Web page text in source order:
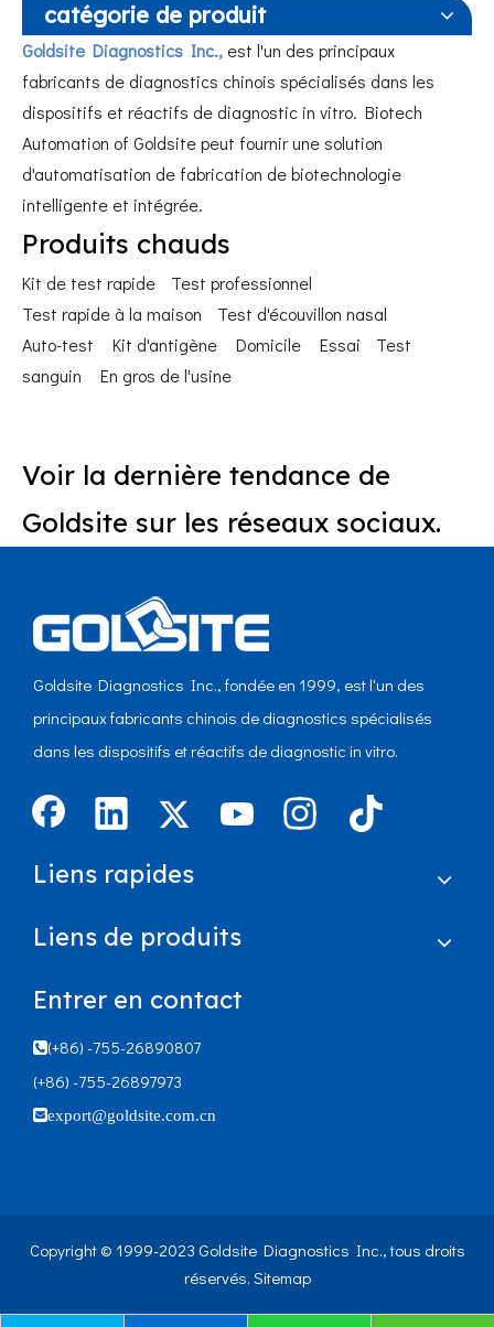
catégorie de produit
Goldsite Diagnostics Inc., est l'un des principaux
fabricants de diagnostics chinois spécialisés dans les
dispositifs et réactifs de diagnostic in vitro. Biotech
Automation of Goldsite peut fournir une solution
d'automatisation de fabrication de biotechnologie
intelligente et intégrée.
Produits chauds
Kit de test rapide
Test professionnel
Test rapide à la maison
Test d'écouvillon nasal
Auto-test
Kit d'antigène Domicile Essai
Test
sanguin
En gros de l'usine
Voir la dernière tendance de
Goldsite sur les réseaux sociaux.
Goldsite Diagnostics Inc., fondée en 1999, est l'un des
principaux fabricants chinois de diagnostics spécialisés
dans les dispositifs et réactifs de diagnostic in vitro.
Liens rapides
Liens de produits
Entrer en contact
(+86) -755-26890807
(+86) -755-26897973
export@goldsite.com.cn
Copyright © 1999-2023 Goldsite Diagnostics Inc., tous droits
réservés. Sitemap